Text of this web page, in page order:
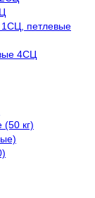
петлевые
4СЦ
(50 кг)